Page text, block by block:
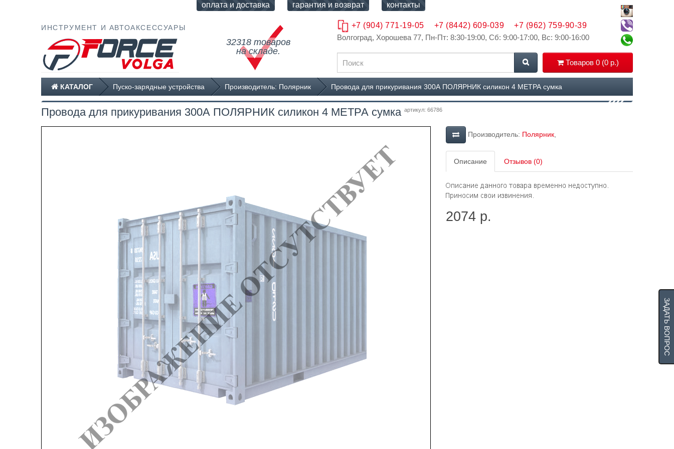
ИНСТРУМЕНТ И АВТОАКСЕССУАРЫ
оплата и доставка гарантия и возврат контакты
Волгоград, Хорошева 77, Пн-Пт: 8:30-19:00, Сб: 9:00-17:00, Вс: 9:00-16:00
Товаров 0 (0 р.)
32318 товаров
на складе.
+7 (904) 771-19-05 +7 (8442) 609-039 +7 (962) 759-90-39
КАТАЛОГ Пуско-зарядные устройства Производитель: Полярник Провода для прикуривания 300А ПОЛЯРНИК силикон 4 МЕТРА сумка
Провода для прикуривания 300А ПОЛЯРНИК силикон 4 МЕТРА сумка артикул: 66786
Производитель: Полярник,
Описание Отзывов (0)
2074 р.
ЗАДАТЬ ВОПРОС